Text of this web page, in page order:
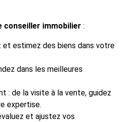
conseiller immobilier :
estimez des biens dans votre
dans les meilleures
: de la visite à la vente, guidez
expertise.
et ajustez vos